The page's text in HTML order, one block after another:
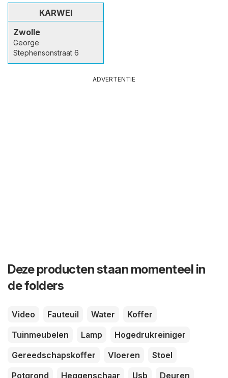
KARWEI
Zwolle
George
Stephensonstraat 6
ADVERTENTIE
Deze producten staan momenteel in
de folders
Video Fauteuil Water
Koffer
Tuinmeubelen
Lamp
Hogedrukreiniger
Gereedschapskoffer
Vloeren
Stoel
Potgrond
Heggenschaar Usb
Deuren